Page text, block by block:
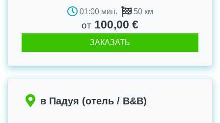
01:00 мин. 50 км
от 100,00 €
ЗАКАЗАТЬ
в Падуя (отель / B&B)